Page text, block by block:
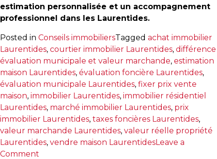
estimation personnalisée et un accompagnement
professionnel dans les Laurentides.
Posted in Conseils immobiliersTagged achat immobilier
Laurentides, courtier immobilier Laurentides, différence
évaluation municipale et valeur marchande, estimation
maison Laurentides, évaluation foncière Laurentides,
évaluation municipale Laurentides, fixer prix vente
maison, immobilier Laurentides, immobilier résidentiel
Laurentides, marché immobilier Laurentides, prix
immobilier Laurentides, taxes foncières Laurentides,
valeur marchande Laurentides, valeur réelle propriété
Laurentides, vendre maison LaurentidesLeave a
Comment